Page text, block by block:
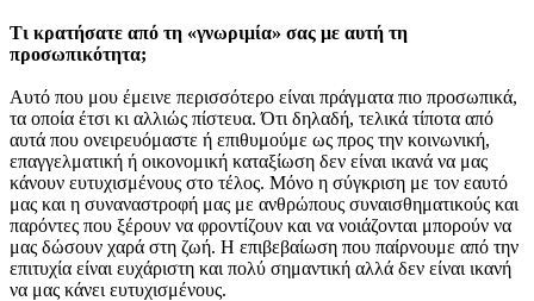
Τι κρατήσατε από τη «γνωριμία» σας με αυτή τη
προσωπικότητα;
Αυτό που μου έμεινε περισσότερο είναι πράγματα πιο προσωπικά,
τα οποία έτσι κι αλλιώς πίστευα. Ότι δηλαδή, τελικά τίποτα από
αυτά που ονειρευόμαστε ή επιθυμούμε ως προς την κοινωνική,
επαγγελματική ή οικονομική καταξίωση δεν είναι ικανά να μας
κάνουν ευτυχισμένους στο τέλος. Μόνο η σύγκριση με τον εαυτό
μας και η συναναστροφή μας με ανθρώπους συναισθηματικούς και
παρόντες που ξέρουν να φροντίζουν και να νοιάζονται μπορούν να
μας δώσουν χαρά στη ζωή. Η επιβεβαίωση που παίρνουμε από την
επιτυχία είναι ευχάριστη και πολύ σημαντική αλλά δεν είναι ικανή
να μας κάνει ευτυχισμένους.